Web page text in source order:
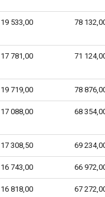
19 533,00 78
17 781,00 71
19 719,00 78
17 088,00 68
17 308,50 69
16 743,00 66
16 818,00 67